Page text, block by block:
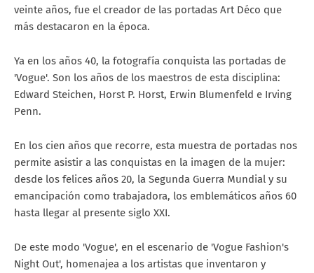
veinte años, fue el creador de las portadas Art Déco que
más destacaron en la época.
Ya en los años 40, la fotografía conquista las portadas de
'Vogue'. Son los años de los maestros de esta disciplina:
Edward Steichen, Horst P. Horst, Erwin Blumenfeld e Irving
Penn.
En los cien años que recorre, esta muestra de portadas nos
permite asistir a las conquistas en la imagen de la mujer:
desde los felices años 20, la Segunda Guerra Mundial y su
emancipación como trabajadora, los emblemáticos años 60
hasta llegar al presente siglo XXI.
De este modo 'Vogue', en el escenario de 'Vogue Fashion's
Night Out', homenajea a los artistas que inventaron y